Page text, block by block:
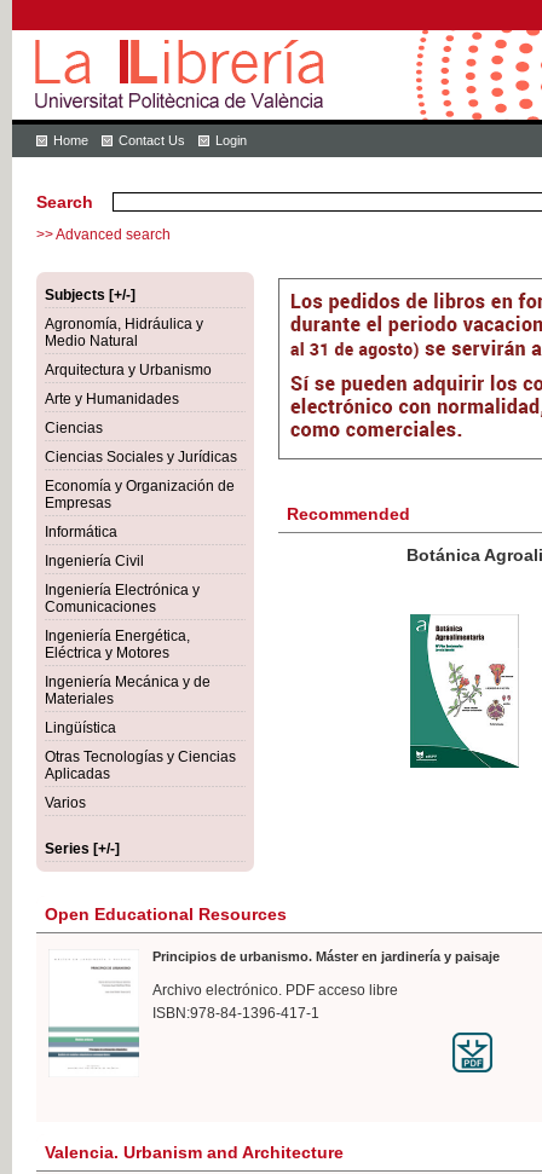
Home Contact Us Login
Search
>> Advanced search
Subjects [+/-]
Agronomía, Hidráulica y
Medio Natural
Arquitectura y Urbanismo
Arte y Humanidades
Ciencias
Ciencias Sociales y Jurídicas
Economía y Organización de
Empresas
Informática
Ingeniería Civil
Ingeniería Electrónica y
Comunicaciones
Ingeniería Energética,
Eléctrica y Motores
Ingeniería Mecánica y de
Materiales
Lingüística
Otras Tecnologías y Ciencias
Aplicadas
Varios
Series [+/-]
Recommended
Botánica Agroalimentaria
VAT
Open Educational Resources
Principios de urbanismo. Máster en jardinería y paisaje
Archivo electrónico. PDF acceso libre
ISBN:978-84-1396-417-1
Valencia. Urbanism and Architecture